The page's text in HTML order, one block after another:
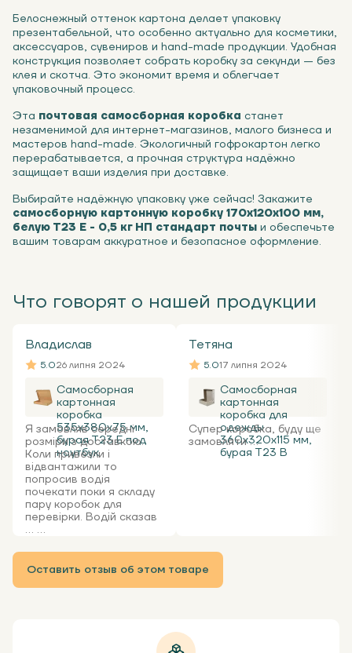
Белоснежный оттенок картона делает упаковку
презентабельной, что особенно актуально для косметики,
аксессуаров, сувениров и hand-made продукции. Удобная
конструкция позволяет собрать коробку за секунди — без
клея и скотча. Это экономит время и облегчает
упаковочный процесс.
Эта почтовая самосборная коробка станет
незаменимой для интернет-магазинов, малого бизнеса и
мастеров hand-made. Экологичный гофрокартон легко
перерабатывается, а прочная структура надёжно
защищает ваши изделия при доставке.
Выбирайте надёжную упаковку уже сейчас! Закажите
самосборную картонную коробку 170x120x100 мм,
белую Т23 Е - 0,5 кг НП стандарт почты и обеспечьте
вашим товарам аккуратное и безопасное оформление.
Что говорят о нашей продукции
Владислав
5.026 липня 2024
Самосборная
картонная
коробка
535x380x75 мм,
бурая Т23 Е под
ноутбук
Я замовляв середні
розміри з доставкою.
Коли привезли і
відвантажили то
попросив водія
почекати поки я складу
пару коробок для
перевірки. Водій сказав
... ...
Тетяна
5.017 липня 2024
Самосборная
картонная
коробка для
одежды
360х320х115 мм,
бурая Т23 В
Супер коробка, буду ще
замовляти ...
Оставить отзыв об этом товаре